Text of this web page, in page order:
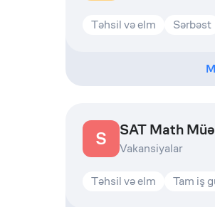
Təhsil və elm Sərbəst
S SAT Math
Vakansiyalar
Təhsil və elm Tam iş